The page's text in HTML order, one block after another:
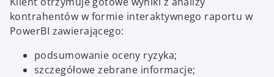
kontrahentów w formie interaktywnego raportu w
PowerBI zawierającego:
podsumowanie oceny ryzyka;
szczegółowe zebrane informacje;